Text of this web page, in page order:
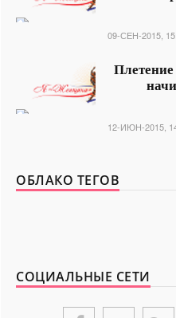
09-СЕН-2015,
Плетение
12-ИЮН-2015,
ОБЛАКО ТЕГОВ
СОЦИАЛЬНЫЕ СЕТИ